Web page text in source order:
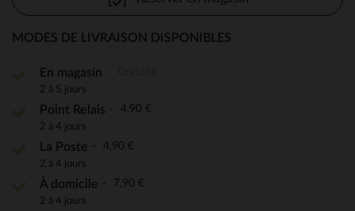
MODES DE LIVRAISON DISPONIBLES
En magasin
2 à 5 jours
Point Relais 4,90 €
2 à 4 jours
La Poste 4,90 €
2 à 4 jours
À domicile 7,90 €
2 à 4 jours